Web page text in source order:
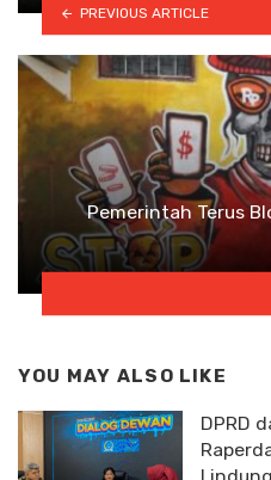
PREVIOUS ARTICLE
Pemerintah Terus
YOU MAY ALSO LIKE
DPRD